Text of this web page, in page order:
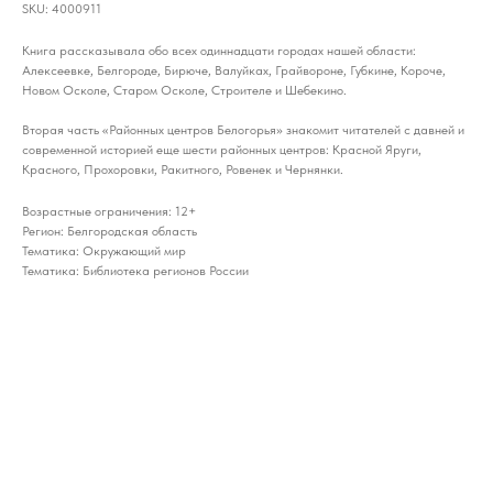
SKU: 4000911
Книга рассказывала обо всех одиннадцати городах нашей области:
Алексеевке, Белгороде, Бирюче, Валуйках, Грайвороне, Губкине, Короче,
Новом Осколе, Старом Осколе, Строителе и Шебекино.
Вторая часть «Районных центров Белогорья» знакомит читателей с давней и
современной историей еще шести районных центров: Красной Яруги,
Красного, Прохоровки, Ракитного, Ровенек и Чернянки.
Возрастные ограничения: 12+
Регион: Белгородская область
Тематика: Окружающий мир
Тематика: Библиотека регионов России